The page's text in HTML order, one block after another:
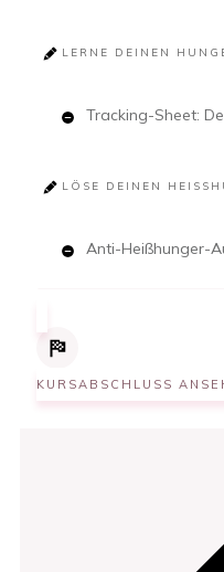
LERNE DEINEN
Tracking-Sheet:
LÖSE DEINEN
Anti-Heißhunger-
KURSABSCHLUSS